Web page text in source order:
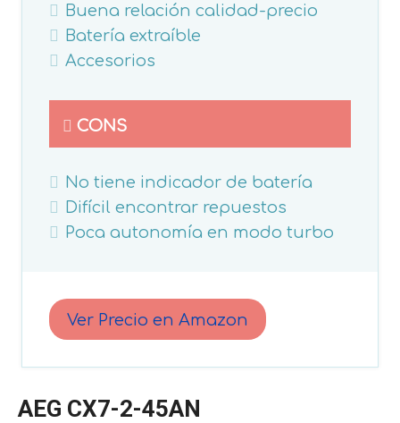
Buena relación calidad-precio
Batería extraíble
Accesorios
CONS
No tiene indicador de batería
Difícil encontrar repuestos
Poca autonomía en modo turbo
Ver Precio en Amazon
AEG CX7-2-45AN